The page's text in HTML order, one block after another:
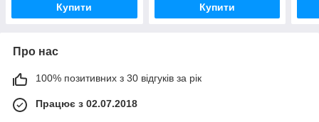
Купити Купити
Про нас
100% позитивних з 30 відгуків за рік
Працює з 02.07.2018